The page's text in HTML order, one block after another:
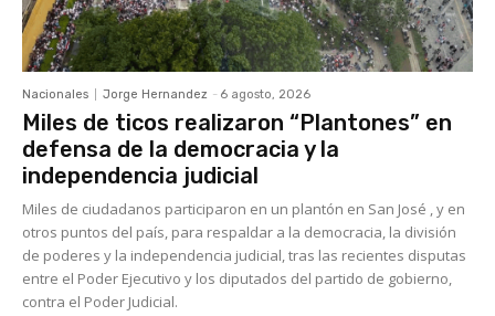
Nacionales Jorge Hernandez - 6 agosto, 2026
Miles de ticos realizaron “Plantones” en
defensa de la democracia y la
independencia judicial
Miles de ciudadanos participaron en un plantón en San José , y en
otros puntos del país, para respaldar a la democracia, la división
de poderes y la independencia judicial, tras las recientes disputas
entre el Poder Ejecutivo y los diputados del partido de gobierno,
contra el Poder Judicial.